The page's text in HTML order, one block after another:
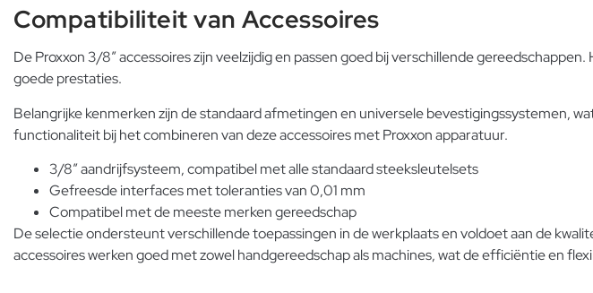
Compatibiliteit van Accessoires
De Proxxon 3/8″ accessoires zijn veelzijdig en passen goed bij verschillende
goede prestaties.
Belangrijke kenmerken zijn de standaard afmetingen en universele bevestigingssystemen,
functionaliteit bij het combineren van deze accessoires met Proxxon apparatuur.
3/8″ aandrijfsysteem, compatibel met alle standaard steeksleutelsets
Gefreesde interfaces met toleranties van 0,01 mm
Compatibel met de meeste merken gereedschap
De selectie ondersteunt verschillende toepassingen in de werkplaats en voldoet aan de
accessoires werken goed met zowel handgereedschap als machines, wat de efficiëntie en